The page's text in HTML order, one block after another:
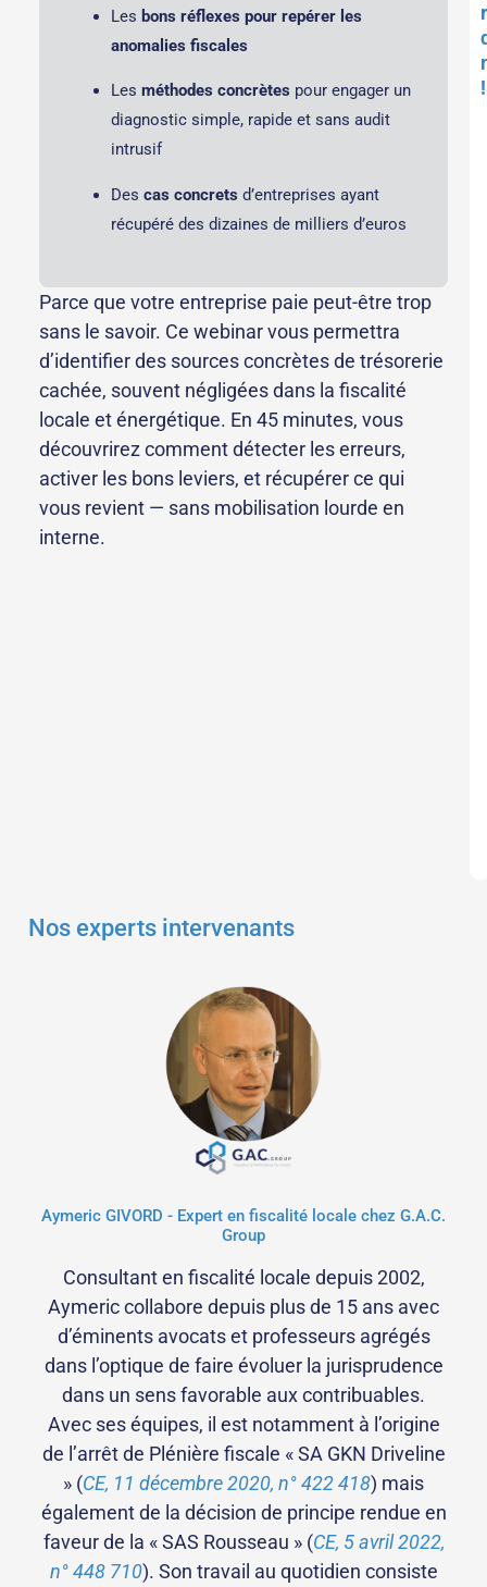
Les bons réflexes pour repérer les
anomalies fiscales
Les méthodes concrètes pour engager un
diagnostic simple, rapide et sans audit
intrusif
Des cas concrets d’entreprises ayant
récupéré des dizaines de milliers d’euros
Parce que votre entreprise paie peut-être trop
sans le savoir. Ce webinar vous permettra
d’identifier des sources concrètes de trésorerie
cachée, souvent négligées dans la fiscalité
locale et énergétique. En 45 minutes, vous
découvrirez comment détecter les erreurs,
activer les bons leviers, et récupérer ce qui
vous revient — sans mobilisation lourde en
interne.
!
Nos experts intervenants
Aymeric GIVORD - Expert en fiscalité locale chez G.A.C.
Group
Consultant en fiscalité locale depuis 2002,
Aymeric collabore depuis plus de 15 ans avec
d’éminents avocats et professeurs agrégés
dans l’optique de faire évoluer la jurisprudence
dans un sens favorable aux contribuables.
Avec ses équipes, il est notamment à l’origine
de l’arrêt de Plénière fiscale « SA GKN Driveline
» (CE, 11 décembre 2020, n° 422 418) mais
également de la décision de principe rendue en
faveur de la « SAS Rousseau » (CE, 5 avril 2022,
n° 448 710). Son travail au quotidien consiste